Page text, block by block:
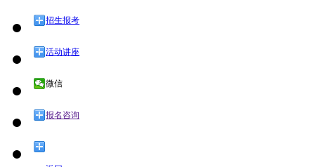
招生报考
活动讲座
微信
报名咨询